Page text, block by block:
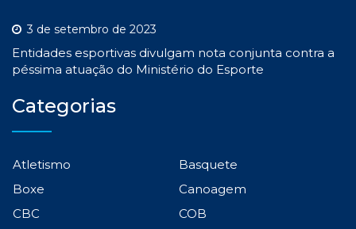
3 de setembro de 2023
Entidades esportivas divulgam nota conjunta contra a
péssima atuação do Ministério do Esporte
Categorias
Atletismo
Basquete
Boxe
Canoagem
CBC
COB